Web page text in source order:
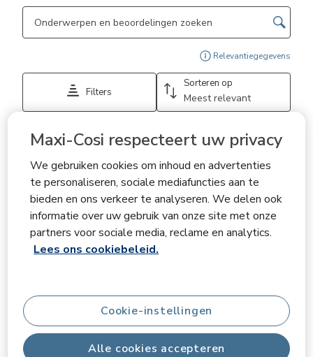
Maxi-Cosi respecteert uw privacy
We gebruiken cookies om inhoud en advertenties
te personaliseren, sociale mediafuncties aan te
bieden en ons verkeer te analyseren. We delen ook
informatie over uw gebruik van onze site met onze
partners voor sociale media, reclame en analytics.
Lees ons cookiebeleid.
Alle cookies accepteren
Cookie-instellingen
Onderwerpen en beoordelingen zoeken per regio
Relevantiegegevens
Filters
Sorteren op
Meest relevant
Beoordelingen.
1– 3 van 74 Beoordelingen
5 van 5 sterren.
Un investimento che cresce con il bambino.
Neneferroni
een jaar geleden
Sono entusiasta di condividere la mia esperienza con il
sua incredibile adattabilità: accompagna il bambino fin
dai primi mesi e lo supporta fino a circa quattro anni (15
kg). Questo lo rende un investimento duraturo e
intelligente! Il design è bellissimo e le finiture